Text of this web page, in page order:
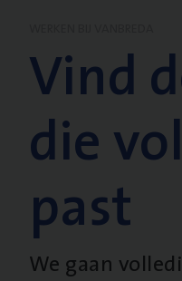
Vind
die
past
We gaan